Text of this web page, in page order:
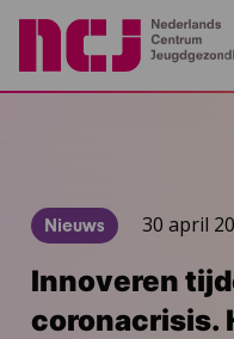
Nieuws 30 april
Innoveren
coronacrisis.